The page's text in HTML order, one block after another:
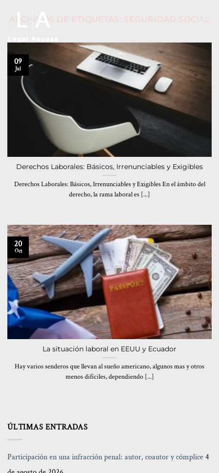
ARCHIVOS DE ETIQUETAS: SEGURIDAD SOCIAL
ÚLTIMAS ENTRADAS
Participación en una infracción penal: autor, coautor y cómplice4
Derechos Laborales: Básicos, Irrenunciables y Exigibles
Derechos Laborales: Básicos, Irrenunciables y Exigibles En el ámbito del
derecho, la rama laboral es [...]
09
Jul
La situación laboral en EEUU y Ecuador
Hay varios senderos que llevan al sueño americano, algunos mas y otros
menos difíciles, dependiendo [...]
20
Oct